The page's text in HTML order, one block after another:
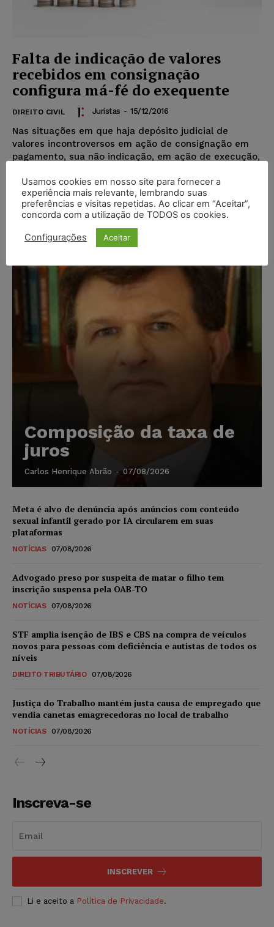
Falta de indicação de valores
recebidos em consignação
configura má-fé do exequente
DIREITO CIVIL Juristas - 15/12/2016
Nas situações em que haja depósito judicial de
valores incontroversos em ação de consignação em
pagamento, sua não indicação, em ação de execução,
Popular
Composição da taxa de
juros
Carlos Henrique Abrão - 07/08/2026
Meta é alvo de denúncia após anúncios com conteúdo
sexual infantil gerado por IA circularem em suas
plataformas
NOTÍCIAS 07/08/2026
Advogado preso por suspeita de matar o filho tem
inscrição suspensa pela OAB-TO
NOTÍCIAS 07/08/2026
STF amplia isenção de IBS e CBS na compra de veículos
novos para pessoas com deficiência e autistas de todos os
níveis
DIREITO TRIBUTÁRIO 07/08/2026
Justiça do Trabalho mantém justa causa de empregado que
vendia canetas emagrecedoras no local de trabalho
NOTÍCIAS 07/08/2026
Inscreva-se
INSCREVER
Li e aceito a Política de Privacidade.
Usamos cookies em nosso site para fornecer a
experiência mais relevante, lembrando suas
preferências e visitas repetidas. Ao clicar em “Aceitar”,
concorda com a utilização de TODOS os cookies.
Configurações Aceitar